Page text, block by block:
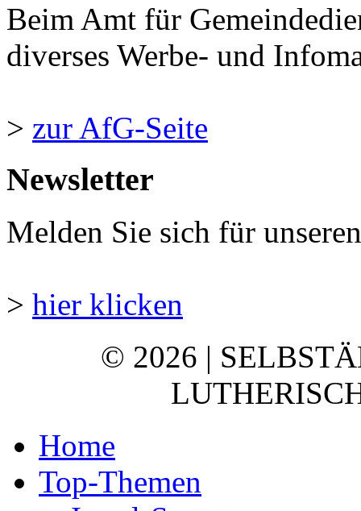
Beim Amt für
diverses Werbe- und
> zur AfG-Seite
Newsletter
Melden Sie sich für
> hier klicken
© 2026 |
Home
Top-Themen